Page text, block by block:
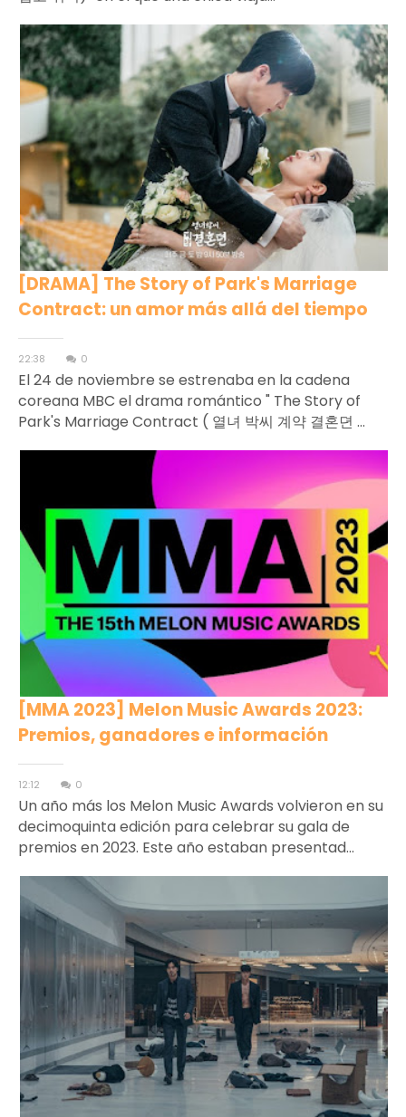
[DRAMA] The Story of Park's Marriage
Contract: un amor más allá del tiempo
22:38 0
El 24 de noviembre se estrenaba en la cadena
coreana MBC el drama romántico " The Story of
Park's Marriage Contract ( 열녀 박씨 계약 결혼뎐 ...
[MMA 2023] Melon Music Awards 2023:
Premios, ganadores e información
12:12 0
Un año más los Melon Music Awards volvieron en su
decimoquinta edición para celebrar su gala de
premios en 2023. Este año estaban presentad...